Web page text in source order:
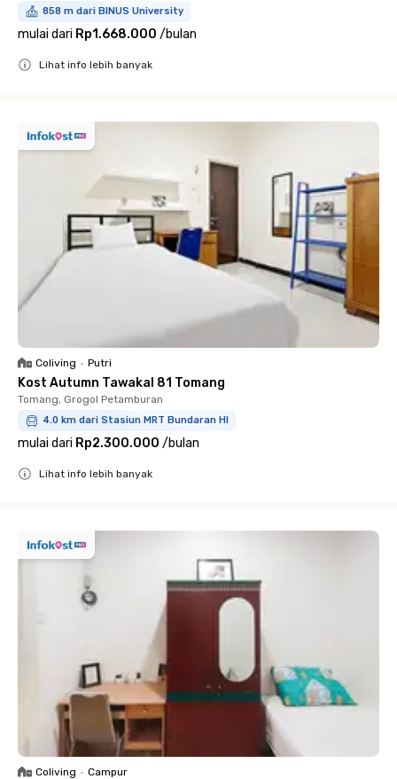
858 m dari BINUS University
mulai dari Rp1.668.000 /bulan
Lihat info lebih banyak
Coliving • Putri
Kost Autumn Tawakal 81 Tomang
Tomang, Grogol Petamburan
4.0 km dari Stasiun MRT Bundaran HI
mulai dari Rp2.300.000 /bulan
Lihat info lebih banyak
Coliving • Campur